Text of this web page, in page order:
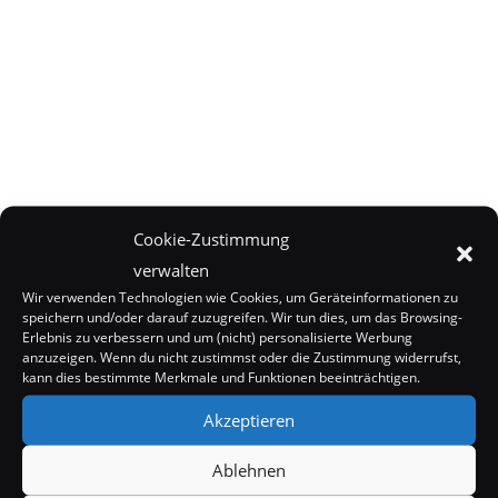
Cookie-Zustimmung
verwalten
Wir verwenden Technologien wie Cookies, um Geräteinformationen zu
speichern und/oder darauf zuzugreifen. Wir tun dies, um das Browsing-
Erlebnis zu verbessern und um (nicht) personalisierte Werbung
anzuzeigen. Wenn du nicht zustimmst oder die Zustimmung widerrufst,
kann dies bestimmte Merkmale und Funktionen beeinträchtigen.
Akzeptieren
Ablehnen